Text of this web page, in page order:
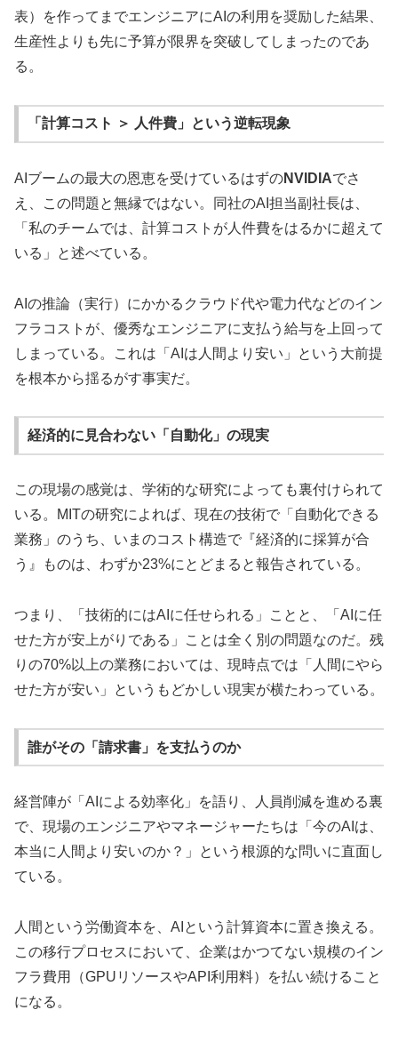
表）を作ってまでエンジニアにAIの利用を奨励した結果、
生産性よりも先に予算が限界を突破してしまったのであ
る。
「計算コスト ＞ 人件費」という逆転現象
AIブームの最大の恩恵を受けているはずのNVIDIAでさ
え、この問題と無縁ではない。同社のAI担当副社長は、
「私のチームでは、計算コストが人件費をはるかに超えて
いる」と述べている。
AIの推論（実行）にかかるクラウド代や電力代などのイン
フラコストが、優秀なエンジニアに支払う給与を上回って
しまっている。これは「AIは人間より安い」という大前提
を根本から揺るがす事実だ。
経済的に見合わない「自動化」の現実
この現場の感覚は、学術的な研究によっても裏付けられて
いる。MITの研究によれば、現在の技術で「自動化できる
業務」のうち、いまのコスト構造で『経済的に採算が合
う』ものは、わずか23%にとどまると報告されている。
つまり、「技術的にはAIに任せられる」ことと、「AIに任
せた方が安上がりである」ことは全く別の問題なのだ。残
りの70%以上の業務においては、現時点では「人間にやら
せた方が安い」というもどかしい現実が横たわっている。
誰がその「請求書」を支払うのか
経営陣が「AIによる効率化」を語り、人員削減を進める裏
で、現場のエンジニアやマネージャーたちは「今のAIは、
本当に人間より安いのか？」という根源的な問いに直面し
ている。
人間という労働資本を、AIという計算資本に置き換える。
この移行プロセスにおいて、企業はかつてない規模のイン
フラ費用（GPUリソースやAPI利用料）を払い続けること
になる。